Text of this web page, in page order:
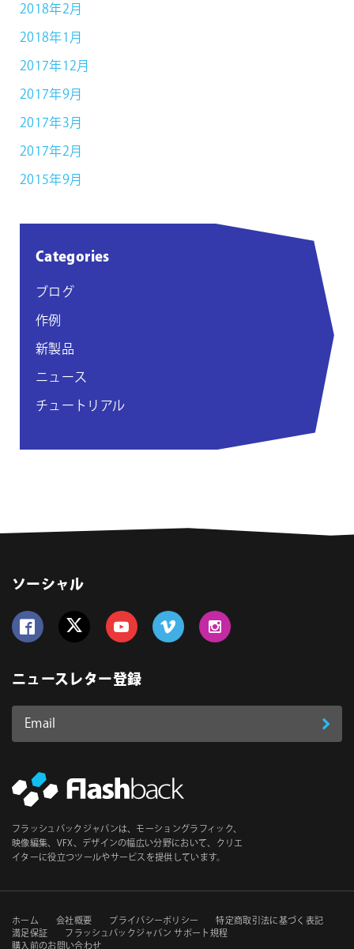
2018年2月
2018年1月
2017年12月
2017年9月
2017年3月
2017年2月
2015年9月
Categories
ブログ
作例
新製品
ニュース
チュートリアル
ソーシャル
ニュースレター登録
Email
ス
必
須
登
フラッシュバックジャパンは、モーショングラフィック、
映像編集、VFX、デザインの幅広い分野において、クリエ
イターに役立つツールやサービスを提供しています。
セ
ホーム 会社概要 プライバシーポリシー
特定商取引法に基づく表記
満足保証
フラッシュバックジャパン サポート規程